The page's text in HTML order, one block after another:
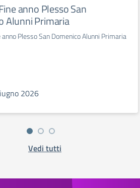
anno Plesso San
Alunni Primaria
anno Plesso San Domenico Alunni Primaria
2026
Vedi tutti